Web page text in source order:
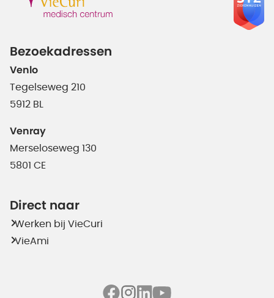
Bezoekadressen
Venlo
Tegelseweg 210
5912 BL
Venray
Merseloseweg 130
5801 CE
Direct naar
Werken bij VieCuri
VieAmi